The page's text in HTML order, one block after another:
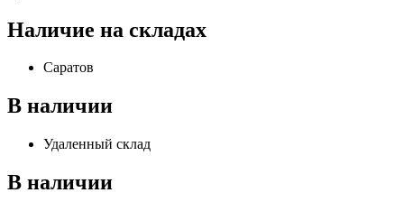
Наличие на складах
Саратов
В наличии
Удаленный склад
В наличии